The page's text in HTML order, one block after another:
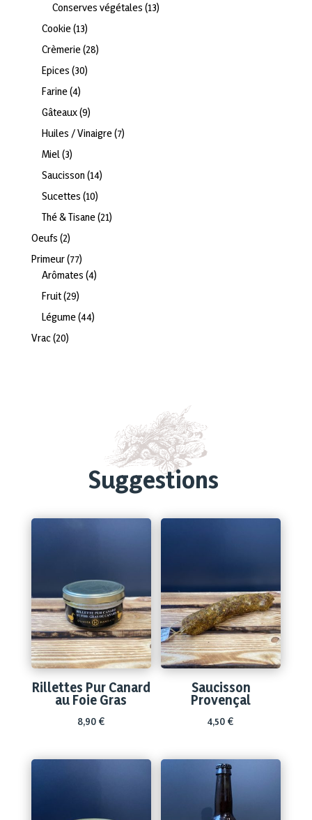
Conserves végétales 1313
Cookie 1313
produits
Crèmerie 2828
Epices 3030
Farine 44
produits
Gâteaux 99
produits
Huiles / Vinaigre 77
Miel 33
produits
Saucisson 1414
Sucettes 1010
produits
Thé & Tisane 2121
Oeufs 22
produits
Primeur 7777
produits
Arômates 44
Fruit 2929
produits
Légume 4444
Vrac 2020
Suggestions
Rillettes Pur Canard
au Foie Gras
8,90 €
Saucisson
Provençal
4,50€